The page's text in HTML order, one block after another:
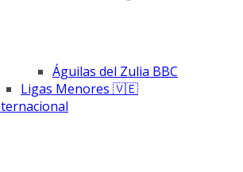
Águilas del Zulia BBC
Ligas Menores 🇻🇪